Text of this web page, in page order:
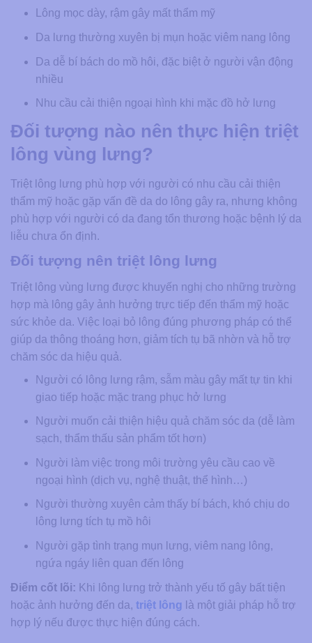
Lông mọc dày, rậm gây mất thẩm mỹ
Da lưng thường xuyên bị mụn hoặc viêm nang lông
Da dễ bí bách do mồ hôi, đặc biệt ở người vận động
nhiều
Nhu cầu cải thiện ngoại hình khi mặc đồ hở lưng
Đối tượng nào nên thực hiện triệt
lông vùng lưng?
Triệt lông lưng phù hợp với người có nhu cầu cải thiện
thẩm mỹ hoặc gặp vấn đề da do lông gây ra, nhưng không
phù hợp với người có da đang tổn thương hoặc bệnh lý da
liễu chưa ổn định.
Đối tượng nên triệt lông lưng
Triệt lông vùng lưng được khuyến nghị cho những trường
hợp mà lông gây ảnh hưởng trực tiếp đến thẩm mỹ hoặc
sức khỏe da. Việc loại bỏ lông đúng phương pháp có thể
giúp da thông thoáng hơn, giảm tích tụ bã nhờn và hỗ trợ
chăm sóc da hiệu quả.
Người có lông lưng rậm, sẫm màu gây mất tự tin khi
giao tiếp hoặc mặc trang phục hở lưng
Người muốn cải thiện hiệu quả chăm sóc da (dễ làm
sạch, thẩm thấu sản phẩm tốt hơn)
Người làm việc trong môi trường yêu cầu cao về
ngoại hình (dịch vụ, nghệ thuật, thể hình…)
Người thường xuyên cảm thấy bí bách, khó chịu do
lông lưng tích tụ mồ hôi
Người gặp tình trạng mụn lưng, viêm nang lông,
ngứa ngáy liên quan đến lông
Điểm cốt lõi: Khi lông lưng trở thành yếu tố gây bất tiện
hoặc ảnh hưởng đến da, triệt lông là một giải pháp hỗ trợ
hợp lý nếu được thực hiện đúng cách.